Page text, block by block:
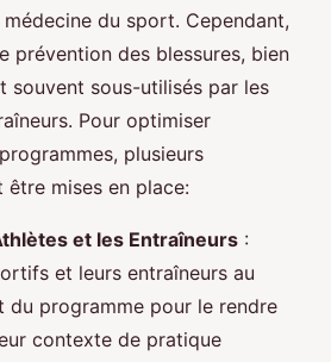
du sport. Cependant,
prévention des blessures, bien
souvent sous-utilisés par les
Pour optimiser
plusieurs
être mises en place:
et les Entraîneurs :
et leurs entraîneurs au
du programme pour le rendre
contexte de pratique